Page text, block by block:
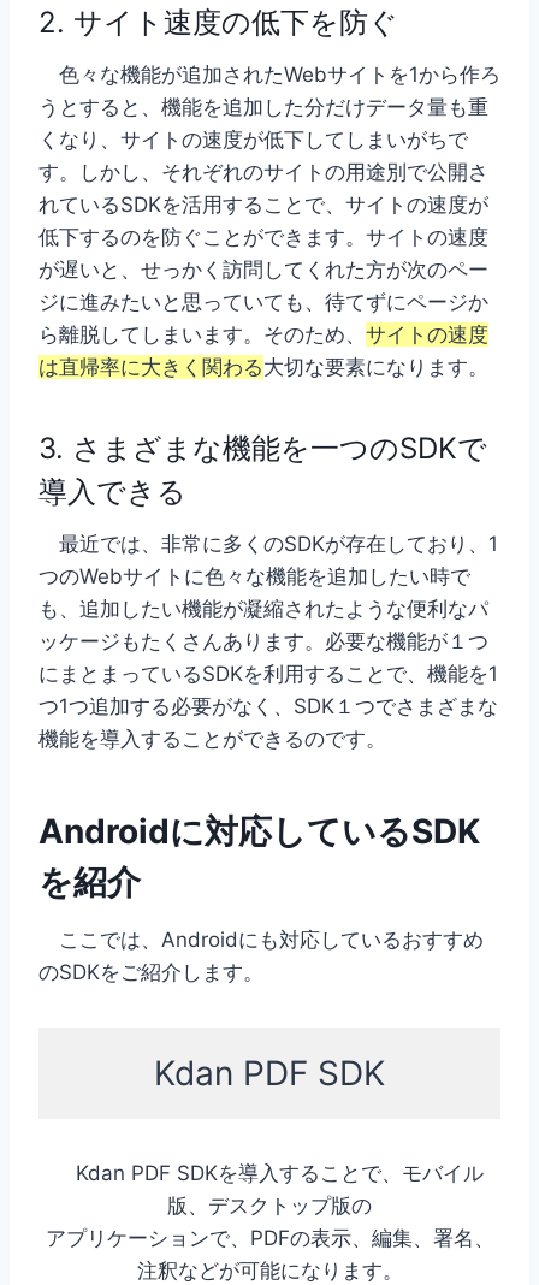
2. サイト速度の低下を防ぐ
色々な機能が追加されたWebサイトを1から作ろ
うとすると、機能を追加した分だけデータ量も重
くなり、サイトの速度が低下してしまいがちで
す。しかし、それぞれのサイトの用途別で公開さ
れているSDKを活用することで、サイトの速度が
低下するのを防ぐことができます。サイトの速度
が遅いと、せっかく訪問してくれた方が次のペー
ジに進みたいと思っていても、待てずにページか
ら離脱してしまいます。そのため、 サイトの速度
は直帰率に大きく関わる大切な要素になります。
3. さまざまな機能を一つのSDKで
導入できる
最近では、非常に多くのSDKが存在しており、1
つのWebサイトに色々な機能を追加したい時で
も、追加したい機能が凝縮されたような便利なパ
ッケージもたくさんあります。必要な機能が１つ
にまとまっているSDKを利用することで、機能を1
つ1つ追加する必要がなく、SDK１つでさまざまな
機能を導入することができるのです。
Androidに対応しているSDK
を紹介
ここでは、Androidにも対応しているおすすめ
のSDKをご紹介します。
Kdan PDF SDK
Kdan PDF SDKを導入することで、モバイル
版、デスクトップ版の
アプリケーションで、PDFの表示、編集、署名、
注釈などが可能になります。